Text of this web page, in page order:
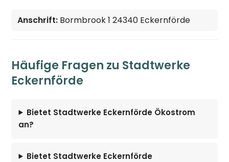
Anschrift: Bormbrook 1 24340 Eckernförde
Häufige Fragen zu Stadtwerke
Eckernförde
Bietet Stadtwerke Eckernförde Ökostrom
an?
Bietet Stadtwerke Eckernförde